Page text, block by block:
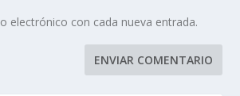
electrónico con cada nueva entrada.